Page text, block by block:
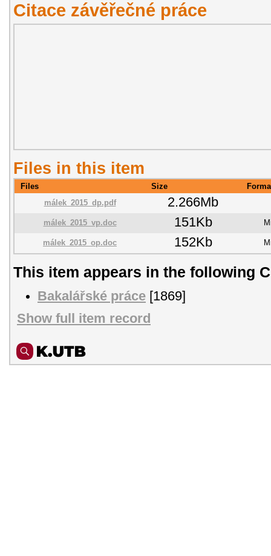
Citace závěřečné práce
Files in this item
Files Size
málek_2015_dp.pdf
2.266Mb
málek_2015_vp.doc 151Kb
málek_2015_op.doc 152Kb
This item appears in the following
Bakalářské práce [1869]
Show full item record